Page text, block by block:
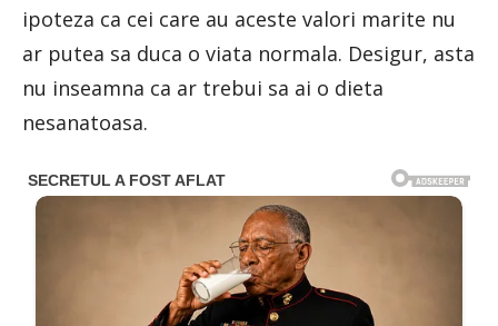
ipoteza ca cei care au aceste valori marite nu
ar putea sa duca o viata normala. Desigur, asta
nu inseamna ca ar trebui sa ai o dieta
nesanatoasa.